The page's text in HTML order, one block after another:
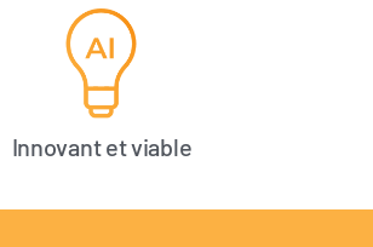
Innovant et viable